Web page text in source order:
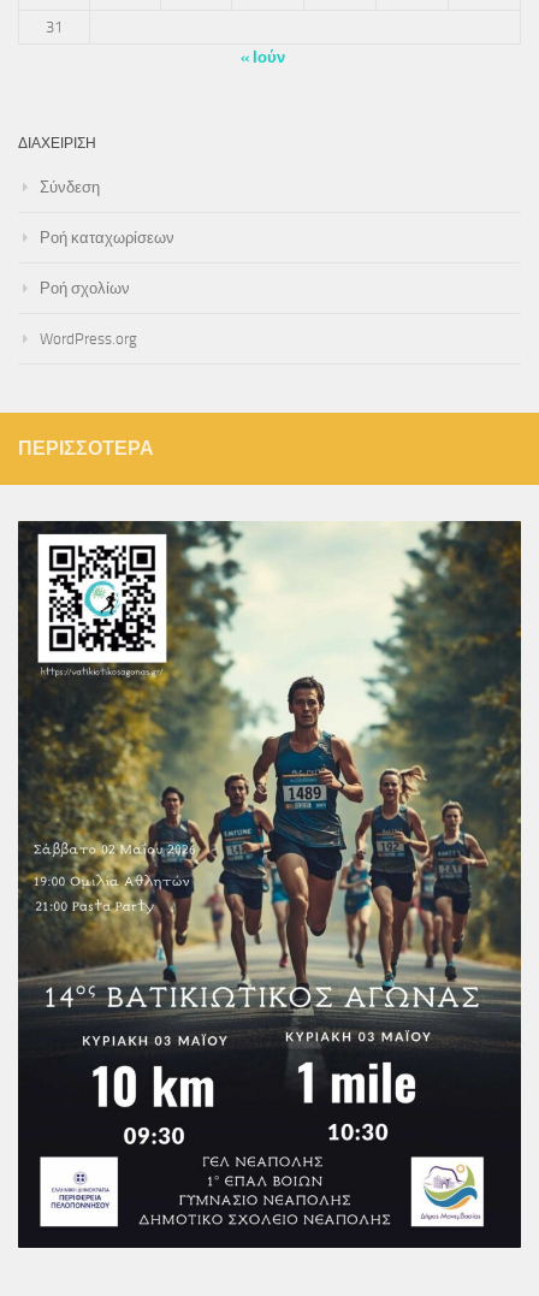
31
« Ιούν
ΔΙΑΧΕΊΡΙΣΗ
Σύνδεση
Ροή καταχωρίσεων
Ροή σχολίων
WordPress.org
ΠΕΡΙΣΣΌΤΕΡΑ